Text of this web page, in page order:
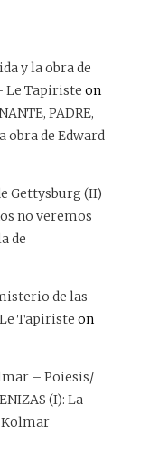
y la obra de
Le Tapiriste on
PADRE,
obra de Edward
Gettysburg (II)
no veremos
de
de las
Tapiriste on
– Poiesis/
(I): La
Kolmar